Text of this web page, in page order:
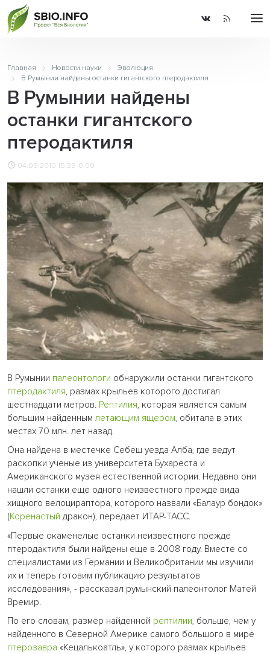
Главная Новости науки
Эволюция
В Румынии найдены останки гигантского птеродактиля
В Румынии найдены
останки гигантского
птеродактиля
04.09.2010 15:39 0.00
В Румынии палеонтологи обнаружили останки гигантского
птеродактиля, размах крыльев которого достигал
шестнадцати метров. Рептилия, которая является самым
большим найденным летающим ящером, обитала в этих
местах 70 млн. лет назад.
Она найдена в местечке Себеш уезда Алба, где ведут
раскопки ученые из университета Бухареста и
Американского музея естественной истории. Недавно они
нашли останки еще одного неизвестного прежде вида
хищного велоцираптора, которого назвали «Балаур бондок»
(Коренастый дракон), передает ИТАР-ТАСС.
«Первые окаменелые останки неизвестного прежде
птеродактиля были найдены еще в 2008 году. Вместе со
специалистами из Германии и Великобритании мы изучили
их и теперь готовим публикацию результатов
исследования», - рассказал румынский палеонтолог Матей
Времир.
По его словам, размер найденной рептилии, больше, чем у
найденного в Северной Америке самого большого в мире
птерозавра «Кецалькоатль», у которого размах крыльев